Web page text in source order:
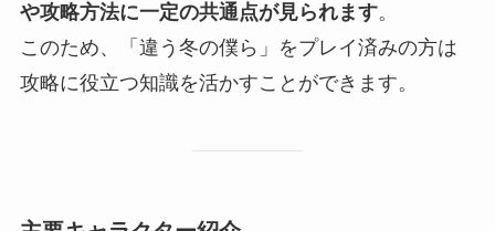
や攻略方法に一定の共通点が見られます。
このため、「違う冬の僕ら」をプレイ済みの方は
攻略に役立つ知識を活かすことができます。